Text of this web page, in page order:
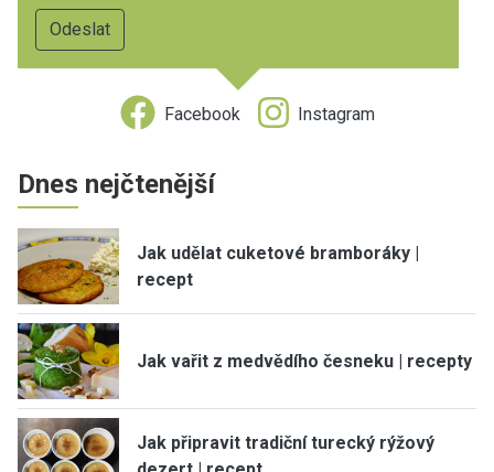
Facebook Instagram
Dnes nejčtenější
Jak udělat cuketové bramboráky |
recept
Jak vařit z medvědího česneku | recepty
Jak připravit tradiční turecký rýžový